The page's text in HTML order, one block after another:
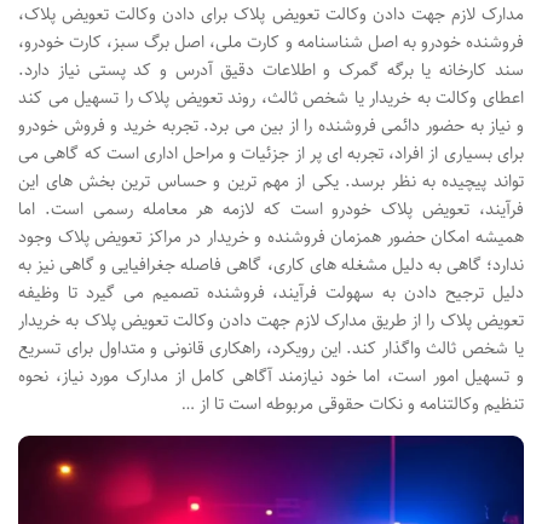
مدارک لازم جهت دادن وکالت تعویض پلاک برای دادن وکالت تعویض پلاک،
فروشنده خودرو به اصل شناسنامه و کارت ملی، اصل برگ سبز، کارت خودرو،
سند کارخانه یا برگه گمرک و اطلاعات دقیق آدرس و کد پستی نیاز دارد.
اعطای وکالت به خریدار یا شخص ثالث، روند تعویض پلاک را تسهیل می کند
و نیاز به حضور دائمی فروشنده را از بین می برد. تجربه خرید و فروش خودرو
برای بسیاری از افراد، تجربه ای پر از جزئیات و مراحل اداری است که گاهی می
تواند پیچیده به نظر برسد. یکی از مهم ترین و حساس ترین بخش های این
فرآیند، تعویض پلاک خودرو است که لازمه هر معامله رسمی است. اما
همیشه امکان حضور همزمان فروشنده و خریدار در مراکز تعویض پلاک وجود
ندارد؛ گاهی به دلیل مشغله های کاری، گاهی فاصله جغرافیایی و گاهی نیز به
دلیل ترجیح دادن به سهولت فرآیند، فروشنده تصمیم می گیرد تا وظیفه
تعویض پلاک را از طریق مدارک لازم جهت دادن وکالت تعویض پلاک به خریدار
یا شخص ثالث واگذار کند. این رویکرد، راهکاری قانونی و متداول برای تسریع
و تسهیل امور است، اما خود نیازمند آگاهی کامل از مدارک مورد نیاز، نحوه
تنظیم وکالتنامه و نکات حقوقی مربوطه است تا از …